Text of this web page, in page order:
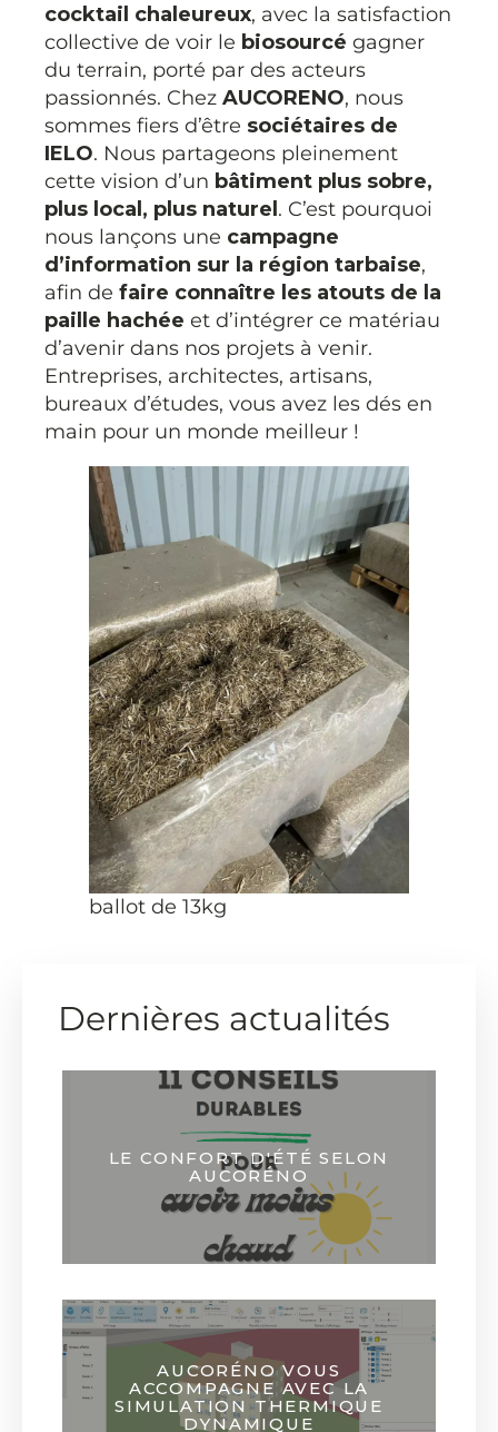
cocktail chaleureux, avec la satisfaction
collective de voir le biosourcé gagner
du terrain, porté par des acteurs
passionnés. Chez AUCORENO, nous
sommes fiers d’être sociétaires de
IELO. Nous partageons pleinement
cette vision d’un bâtiment plus sobre,
plus local, plus naturel . C’est pourquoi
nous lançons une campagne
d’information sur la région tarbaise,
afin de faire connaître les atouts de la
paille hachée et d’intégrer ce matériau
d’avenir dans nos projets à venir.
Entreprises, architectes, artisans,
bureaux d’études, vous avez les dés en
main pour un monde meilleur !
ballot de 13kg
Dernières actualités
LE CONFORT D'ÉTÉ SELON
AUCORÉNO
AUCORÉNO VOUS
ACCOMPAGNE AVEC LA
SIMULATION THERMIQUE
DYNAMIQUE